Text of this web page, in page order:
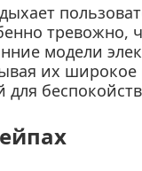
тревожно,
модели
их широкое